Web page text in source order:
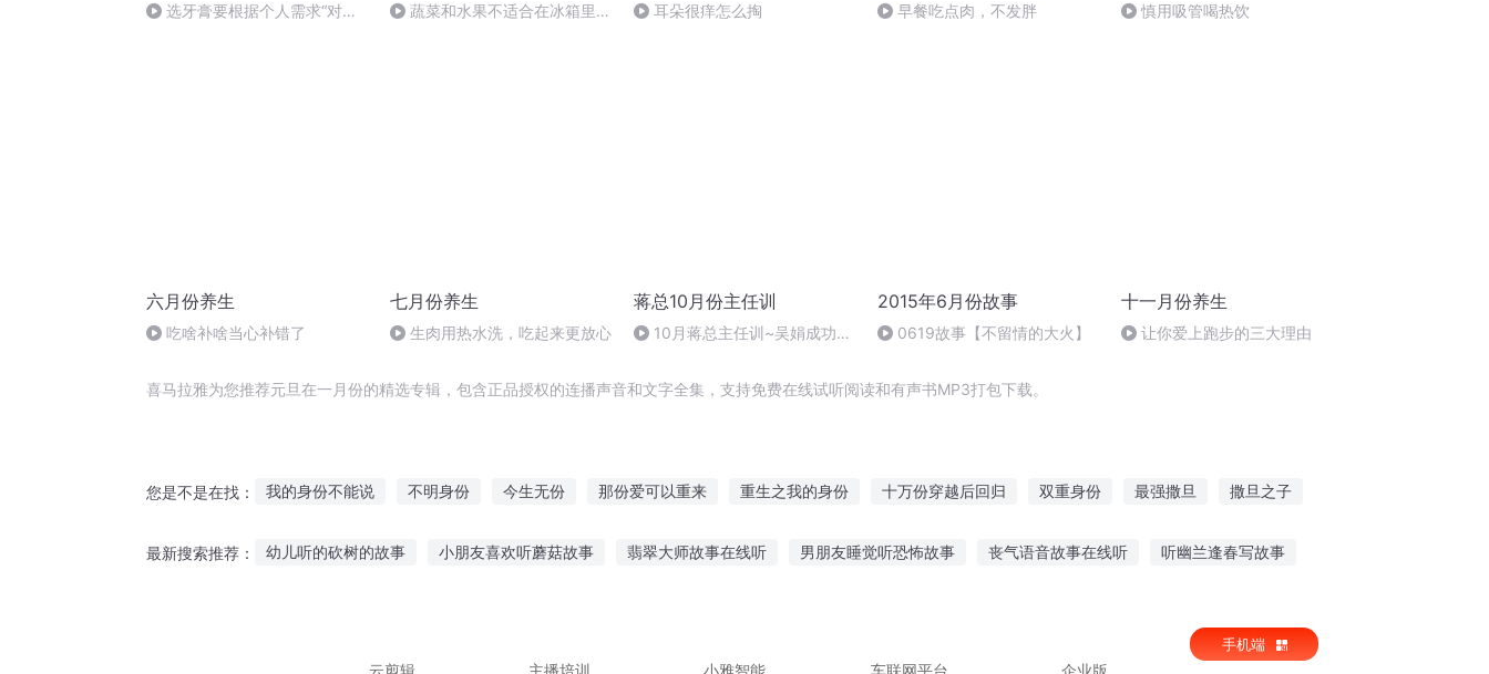
选牙膏要根据个人需求“对症
蔬菜和水果不适合在冰箱里存
耳朵很痒怎么掏 早餐吃点肉，不发胖 慎用吸管喝热饮
六月份养生
吃啥补啥当心补错了
七月份养生
生肉用热水洗，吃起来更放心
蒋总10月份主任训
10月蒋总主任训~吴娟成功五
2015年6月份故事
0619故事【不留情的大火】
十一月份养生
让你爱上跑步的三大理由
喜马拉雅为您推荐元旦在一月份的精选专辑，包含正品授权的连播声音和文字全集，支持免费在线试听阅读和有声书MP3打包下载。
您是不是在找： 我的身份不能说 不明身份 今生无份 那份爱可以重来 重生之我的身份 十万份穿越后回归 双重身份 最强撒旦 撒旦之子
最新搜索推荐： 幼儿听的砍树的故事 小朋友喜欢听蘑菇故事 翡翠大师故事在线听 男朋友睡觉听恐怖故事 丧气语音故事在线听 听幽兰逢春写故事
云剪辑
主播培训 小雅智能 车联网平台 企业版
手机端